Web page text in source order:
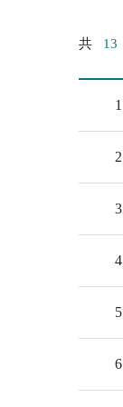
共 13
1
2
3
4
5
6